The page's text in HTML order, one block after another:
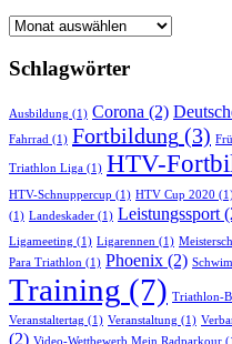
Newsarchiv
Schlagwörter
Ausbildung (1) Corona (2)
Fahrrad (1) Fortbildung (3)
Triathlon Liga (1) HTV-
HTV-Schnuppercup (1) HTV Cup 2020
(1) Landeskader (1) Leistungssport
Ligameeting (1) Ligarennen (1)
Para Triathlon (1) Phoenix (2)
Training (7) Triathlon-
Veranstaltertag (1) Veranstaltung (1)
(2) Video-Wettbewerb Mein Radparkour